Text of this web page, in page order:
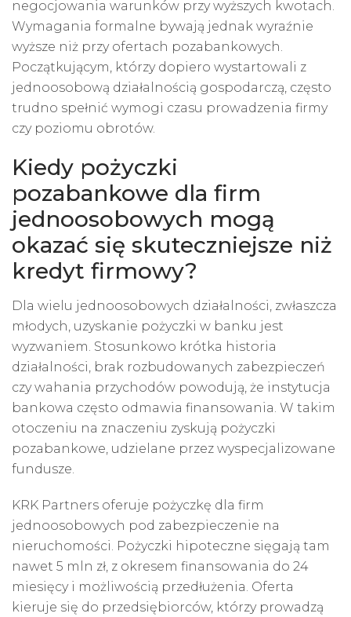
negocjowania warunków przy wyższych kwotach.
Wymagania formalne bywają jednak wyraźnie
wyższe niż przy ofertach pozabankowych.
Początkującym, którzy dopiero wystartowali z
jednoosobową działalnością gospodarczą, często
trudno spełnić wymogi czasu prowadzenia firmy
czy poziomu obrotów.
Kiedy pożyczki
pozabankowe dla firm
jednoosobowych mogą
okazać się skuteczniejsze niż
kredyt firmowy?
Dla wielu jednoosobowych działalności, zwłaszcza
młodych, uzyskanie pożyczki w banku jest
wyzwaniem. Stosunkowo krótka historia
działalności, brak rozbudowanych zabezpieczeń
czy wahania przychodów powodują, że instytucja
bankowa często odmawia finansowania. W takim
otoczeniu na znaczeniu zyskują pożyczki
pozabankowe, udzielane przez wyspecjalizowane
fundusze.
KRK Partners oferuje pożyczkę dla firm
jednoosobowych pod zabezpieczenie na
nieruchomości. Pożyczki hipoteczne sięgają tam
nawet 5 mln zł, z okresem finansowania do 24
miesięcy i możliwością przedłużenia. Oferta
kieruje się do przedsiębiorców, którzy prowadzą